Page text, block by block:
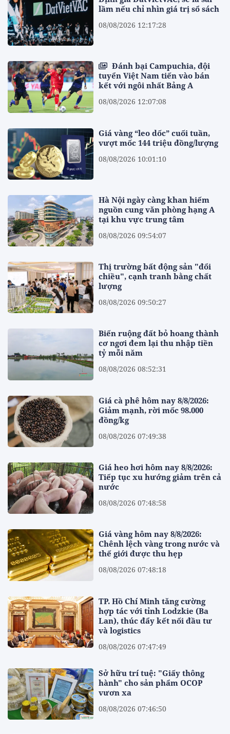
lầm nếu chỉ nhìn giá trị sổ sách
08/08/2026 12:17:28
Đánh bại Campuchia, đội
tuyển Việt Nam tiến vào bán
kết với ngôi nhất Bảng A
08/08/2026 12:07:08
Giá vàng “leo dốc” cuối tuần,
vượt mốc 144 triệu đồng/lượng
08/08/2026 10:01:10
Hà Nội ngày càng khan hiếm
nguồn cung văn phòng hạng A
tại khu vực trung tâm
08/08/2026 09:54:07
Thị trường bất động sản "đổi
chiều", cạnh tranh bằng chất
lượng
08/08/2026 09:50:27
Biến ruộng đất bỏ hoang thành
cơ ngơi đem lại thu nhập tiền
tỷ mỗi năm
08/08/2026 08:52:31
Giá cà phê hôm nay 8/8/2026:
Giảm mạnh, rời mốc 98.000
đồng/kg
08/08/2026 07:49:38
Giá heo hơi hôm nay 8/8/2026:
Tiếp tục xu hướng giảm trên cả
nước
08/08/2026 07:48:58
Giá vàng hôm nay 8/8/2026:
Chênh lệch vàng trong nước và
thế giới được thu hẹp
08/08/2026 07:48:18
TP. Hồ Chí Minh tăng cường
hợp tác với tỉnh Lodzkie (Ba
Lan), thúc đẩy kết nối đầu tư
và logistics
08/08/2026 07:47:49
Sở hữu trí tuệ: "Giấy thông
hành" cho sản phẩm OCOP
vươn xa
08/08/2026 07:46:50